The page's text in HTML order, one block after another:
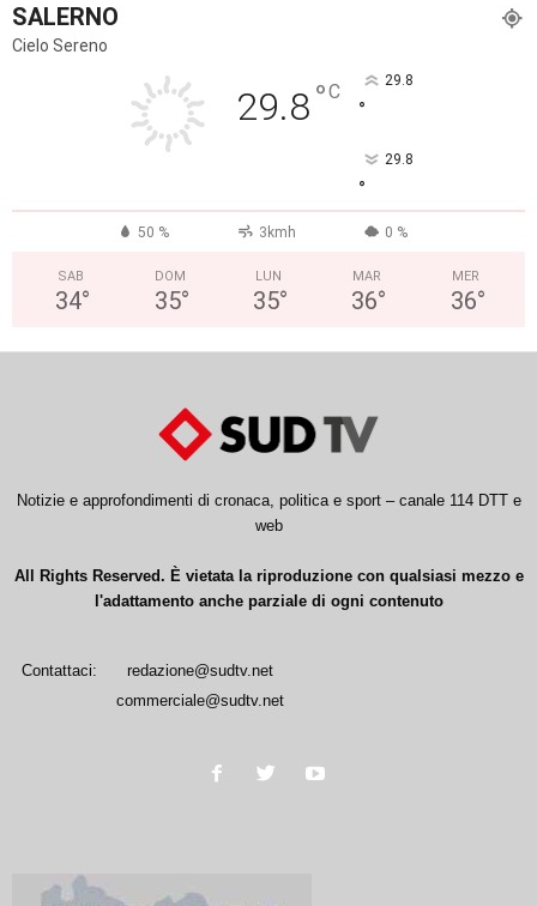
SALERNO
Cielo Sereno
29.8°C 29.8
°
29.8
°
50 % 3kmh 0 %
SAB
34°
DOM
35°
LUN
35°
MAR
36°
MER
36°
Notizie e approfondimenti di cronaca, politica e sport – canale 114 DTT e
web
All Rights Reserved. È vietata la riproduzione con qualsiasi mezzo e
l'adattamento anche parziale di ogni contenuto
Contattaci:
redazione@sudtv.net
commerciale@sudtv.net